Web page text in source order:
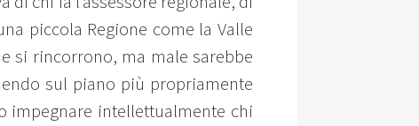
piccola Regione come la Valle
si rincorrono, ma male sarebbe
sul piano più propriamente
impegnare intellettualmente chi